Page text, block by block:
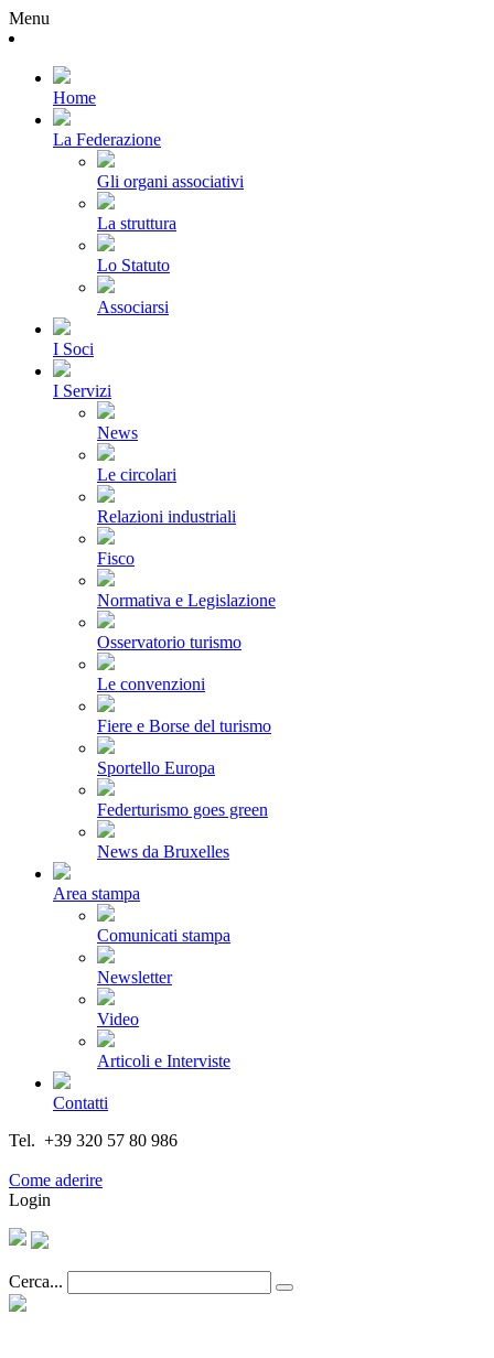
Menu
Home
La Federazione
Gli organi associativi
La struttura
Lo Statuto
Associarsi
I Soci
I Servizi
News
Le circolari
Relazioni industriali
Fisco
Normativa e Legislazione
Osservatorio turismo
Le convenzioni
Fiere e Borse del turismo
Sportello Europa
Federturismo goes green
News da Bruxelles
Area stampa
Comunicati stampa
Newsletter
Video
Articoli e Interviste
Contatti
Tel. +39 320 57 80 986
Come aderire
Login
Cerca...